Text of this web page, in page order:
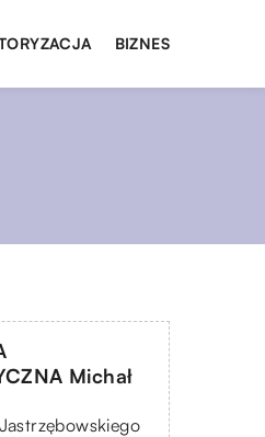
BIZNES
Michał